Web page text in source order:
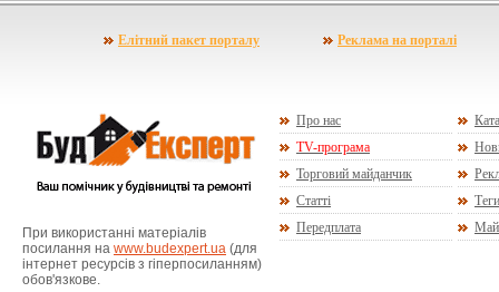
Елітний пакет порталу Реклама на порталі
При використанні матеріалів
посилання на www.budexpert.ua (для
інтернет ресурсів з гіперпосиланням)
обов'язкове.
Про нас
TV-програма
Торговий майданчик
Статті
Теги
Передплата